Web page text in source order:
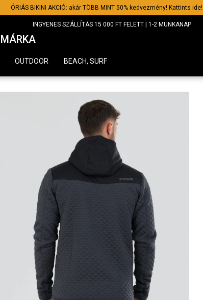
ÓRIÁS BIKINI AKCIÓ: akár TÖBB MINT 50% kedvezmény! Kattints ide!
INGYENES SZÁLLÍTÁS 15 000 FT FELETT | 1-2 MUNKANAP
MÁRKA
OUTDOOR BEACH, SURF